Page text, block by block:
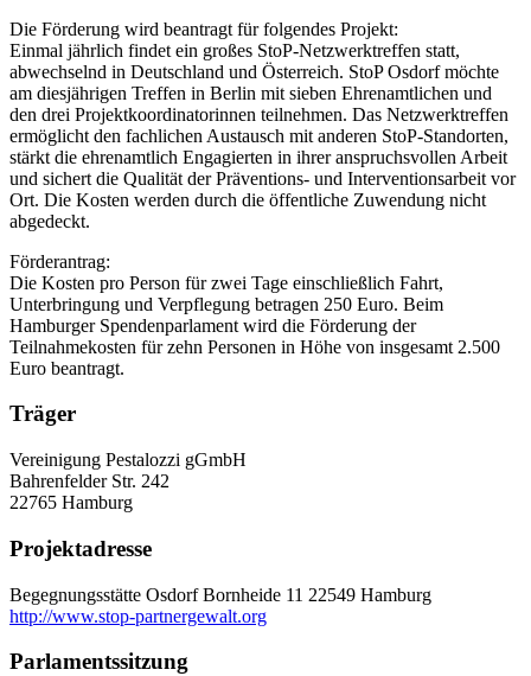
Die Förderung wird beantragt für folgendes Projekt:
Einmal jährlich findet ein großes StoP-Netzwerktreffen statt,
abwechselnd in Deutschland und Österreich. StoP Osdorf möchte
am diesjährigen Treffen in Berlin mit sieben Ehrenamtlichen und
den drei Projektkoordinatorinnen teilnehmen. Das Netzwerktreffen
ermöglicht den fachlichen Austausch mit anderen StoP-Standorten,
stärkt die ehrenamtlich Engagierten in ihrer anspruchsvollen Arbeit
und sichert die Qualität der Präventions- und Interventionsarbeit vor
Ort. Die Kosten werden durch die öffentliche Zuwendung nicht
abgedeckt.
Förderantrag:
Die Kosten pro Person für zwei Tage einschließlich Fahrt,
Unterbringung und Verpflegung betragen 250 Euro. Beim
Hamburger Spendenparlament wird die Förderung der
Teilnahmekosten für zehn Personen in Höhe von insgesamt 2.500
Euro beantragt.
Träger
Vereinigung Pestalozzi gGmbH
Bahrenfelder Str. 242
22765 Hamburg
Projektadresse
Begegnungsstätte Osdorf Bornheide 11 22549 Hamburg
http://www.stop-partnergewalt.org
Parlamentssitzung